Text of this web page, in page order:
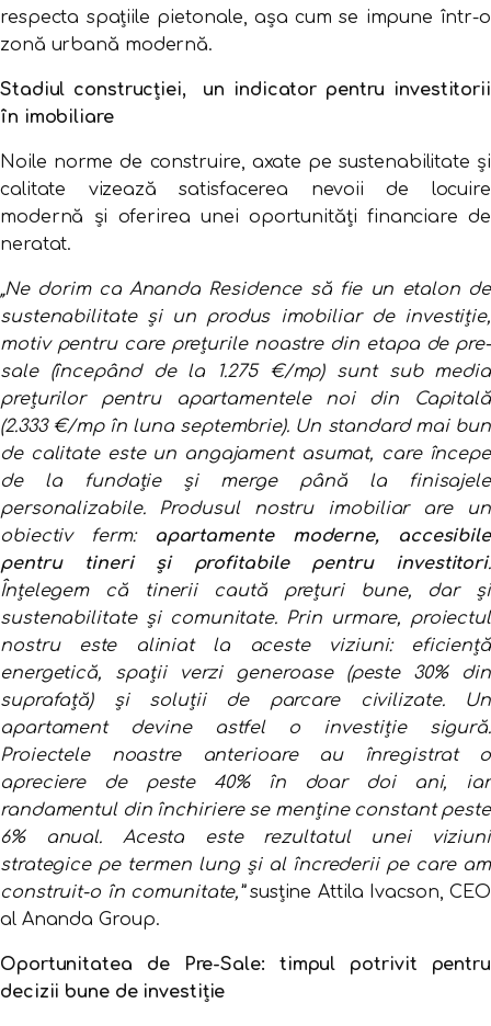
respecta spațiile pietonale, așa cum se impune într-o
zonă urbană modernă.
Stadiul construcției, un indicator pentru investitorii
în imobiliare
Noile norme de construire, axate pe sustenabilitate și
calitate vizează satisfacerea nevoii de locuire
modernă și oferirea unei oportunități financiare de
neratat.
„Ne dorim ca Ananda Residence să fie un etalon de
sustenabilitate și un produs imobiliar de investiție,
motiv pentru care prețurile noastre din etapa de pre-
sale (începând de la 1.275 €/mp) sunt sub media
prețurilor pentru apartamentele noi din Capitală
(2.333 €/mp în luna septembrie). Un standard mai bun
de calitate este un angajament asumat, care începe
de la fundație și merge până la finisajele
personalizabile. Produsul nostru imobiliar are un
obiectiv ferm:
apartamente moderne, accesibile
pentru tineri și profitabile pentru investitori.
Înțelegem că tinerii caută prețuri bune, dar și
sustenabilitate și comunitate. Prin urmare, proiectul
nostru este aliniat la aceste viziuni: eficiență
energetică, spații verzi generoase (peste 30% din
suprafață) și soluții de parcare civilizate. Un
apartament devine astfel o investiție sigură.
Proiectele noastre anterioare au înregistrat o
apreciere de peste 40% în doar doi ani, iar
randamentul din închiriere se menține constant peste
6% anual. Acesta este rezultatul unei viziuni
strategice pe termen lung și al încrederii pe care am
construit-o în comunitate,”susține Attila Ivacson, CEO
al Ananda Group.
Oportunitatea de Pre-Sale: timpul potrivit pentru
decizii bune de investiție